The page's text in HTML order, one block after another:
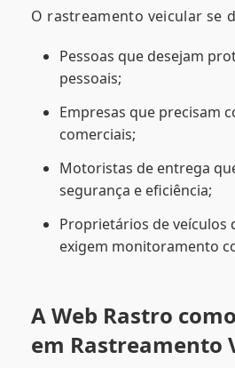
O rastreamento veicular se
Pessoas que desejam
pessoais;
Empresas que precisam
comerciais;
Motoristas de entrega
segurança e eficiência;
Proprietários de veículos
exigem monitoramento
A Web Rastro
em Rastreamento